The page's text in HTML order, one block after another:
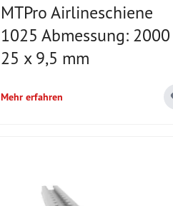
MTPro Airlineschiene
1025 Abmessung:
25 x 9,5 mm
Mehr erfahren